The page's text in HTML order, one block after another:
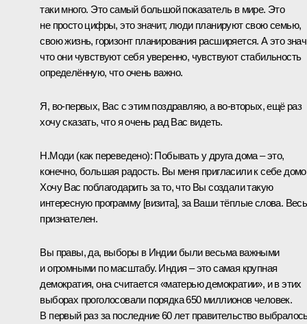
таки много. Это самый большой показатель в мире. Это
не просто цифры, это значит, люди планируют свою семью,
свою жизнь, горизонт планирования расширяется. А это
что они чувствуют себя уверенно, чувствуют стабильность
определённую, что очень важно.
Я, во-первых, Вас с этим поздравляю, а во-вторых, ещё раз
хочу сказать, что я очень рад Вас видеть.
Н.Моди (как переведено): Побывать у друга дома – это,
конечно, большая радость. Вы меня пригласили к себе
Хочу Вас поблагодарить за то, что Вы создали такую
интересную программу [визита], за Ваши тёплые слова.
признателен.
Вы правы, да, выборы в Индии были весьма важными
и огромными по масштабу. Индия – это самая крупная
демократия, она считается «матерью демократии», и в этих
выборах проголосовали порядка 650 миллионов человек.
В первый раз за последние 60 лет правительство